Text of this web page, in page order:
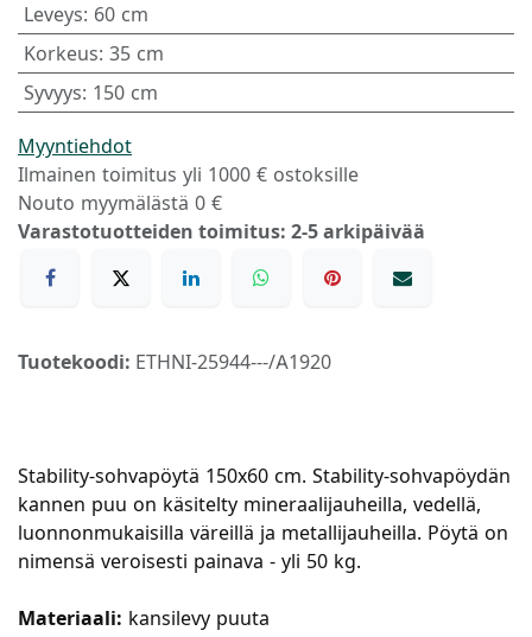
Leveys: 60 cm
Korkeus: 35 cm
Syvyys: 150 cm
Myyntiehdot
Ilmainen toimitus yli 1000 € ostoksille
Nouto myymälästä 0 €
Varastotuotteiden toimitus: 2-5 arkipäivää
Tuotekoodi: ETHNI-25944---/A1920
Stability-sohvapöytä 150x60 cm. Stability-sohvapöydän
kannen puu on käsitelty mineraalijauheilla, vedellä,
luonnonmukaisilla väreillä ja metallijauheilla. Pöytä on
nimensä veroisesti painava - yli 50 kg.
Materiaali: kansilevy puuta